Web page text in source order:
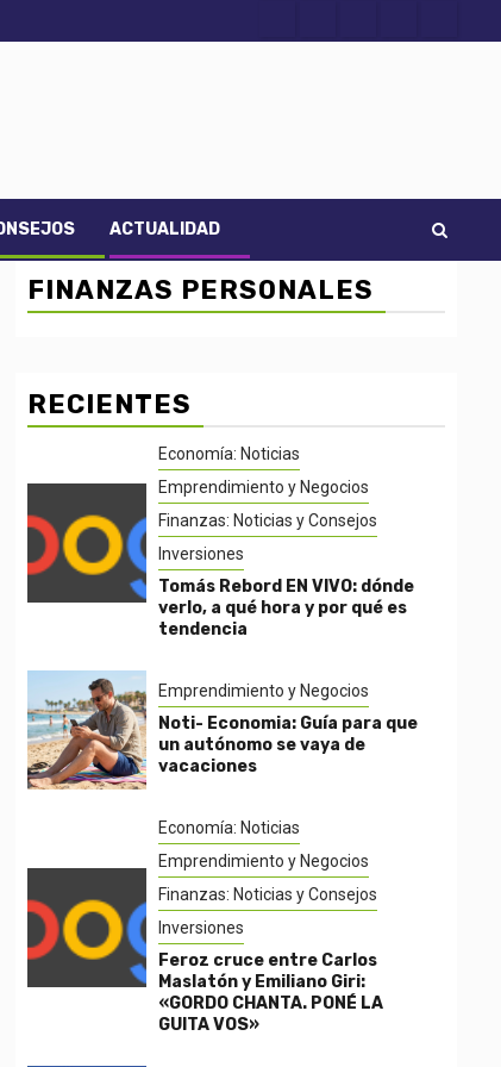
ACTUALIDAD
FINANZAS PERSONALES
RECIENTES
Economía: Noticias
Emprendimiento y Negocios
Finanzas: Noticias y Consejos
Inversiones
Tomás Rebord EN VIVO: dónde
verlo, a qué hora y por qué es
tendencia
Emprendimiento y Negocios
Noti- Economia: Guía para que
un autónomo se vaya de
vacaciones
Economía: Noticias
Emprendimiento y Negocios
Finanzas: Noticias y Consejos
Inversiones
Feroz cruce entre Carlos
Maslatón y Emiliano Giri:
«GORDO CHANTA. PONÉ LA
GUITA VOS»